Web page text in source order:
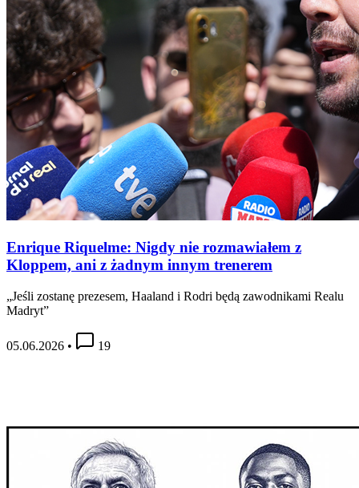
Enrique Riquelme: Nigdy nie rozmawiałem z
Kloppem, ani z żadnym innym trenerem
„Jeśli zostanę prezesem, Haaland i Rodri będą zawodnikami Realu
Madryt”
05.06.2026 • 19